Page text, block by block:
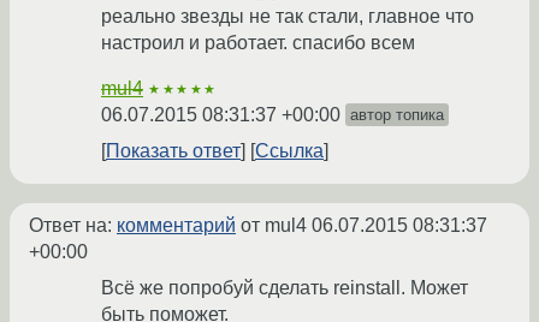
реально звезды не так стали, главное что
настроил и работает. спасибо всем
mul4 ★★★★★
06.07.2015 08:31:37 +00:00 автор топика
Показать ответ Ссылка
Ответ на: комментарий от mul4 06.07.2015 08:31:37
+00:00
Всё же попробуй сделать reinstall. Может
быть поможет.